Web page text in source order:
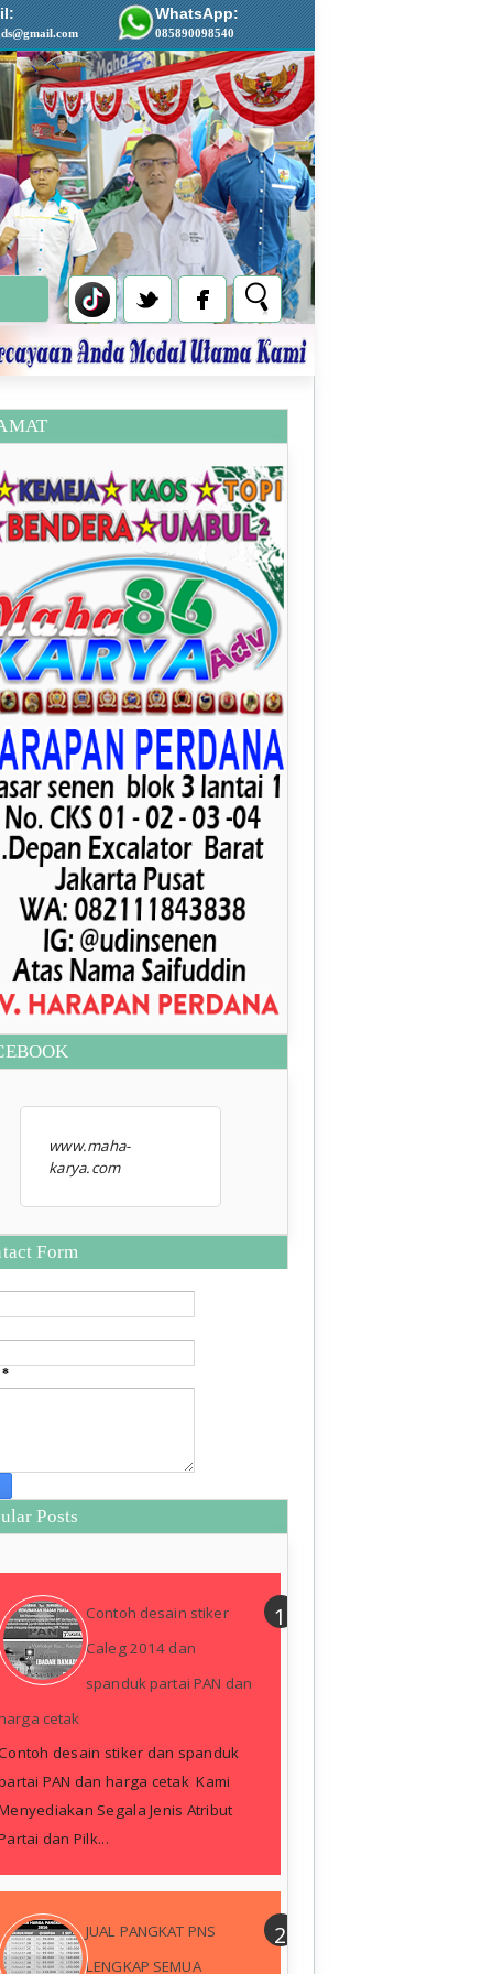
WhatsApp:
085890098540
www.maha-
karya.com
Form
*
Posts
Contoh desain stiker
Caleg 2014 dan
spanduk partai PAN dan
cetak
desain stiker dan spanduk
PAN dan harga cetak Kami
Segala Jenis Atribut
dan Pilk...
JUAL PANGKAT PNS
LENGKAP SEMUA